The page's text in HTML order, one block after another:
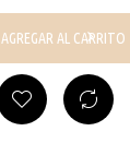
AGREGAR AL CARRITO